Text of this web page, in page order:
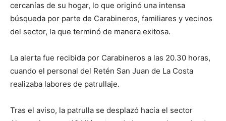
cercanías de su hogar, lo que originó una intensa
búsqueda por parte de Carabineros, familiares y vecinos
del sector, la que terminó de manera exitosa.
La alerta fue recibida por Carabineros a las 20.30 horas,
cuando el personal del Retén San Juan de La Costa
realizaba labores de patrullaje.
Tras el aviso, la patrulla se desplazó hacia el sector